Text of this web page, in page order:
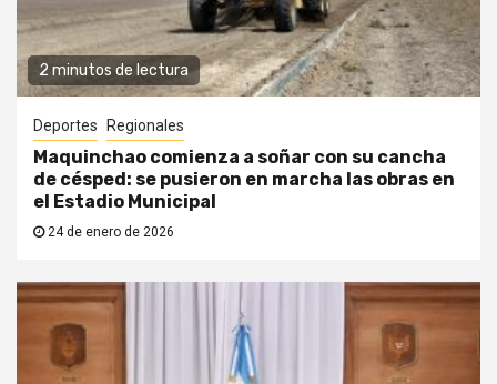
2 minutos de lectura
Deportes Regionales
Maquinchao comienza a soñar con su cancha
de césped: se pusieron en marcha las obras en
el Estadio Municipal
24 de enero de 2026